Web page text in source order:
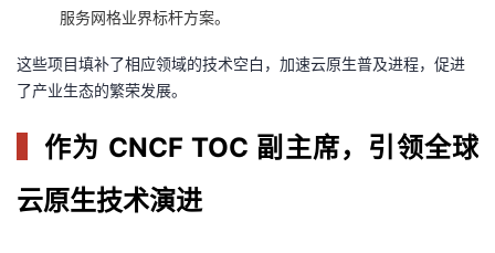
服务网格业界标杆方案。
这些项目填补了相应领域的技术空白，加速云原生普及进程，促进
了产业生态的繁荣发展。
作为 CNCF TOC 副主席，引领全球
云原生技术演进